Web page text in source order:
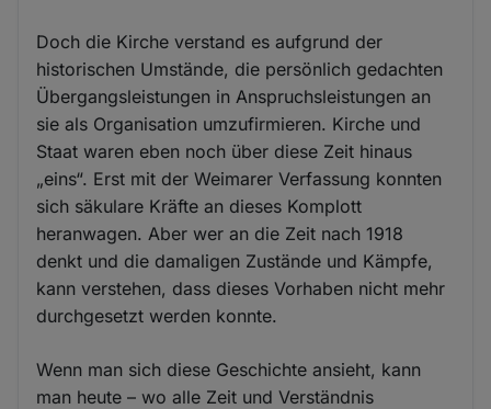
Doch die Kirche verstand es aufgrund der
historischen Umstände, die persönlich gedachten
Übergangsleistungen in Anspruchsleistungen an
sie als Organisation umzufirmieren. Kirche und
Staat waren eben noch über diese Zeit hinaus
„eins“. Erst mit der Weimarer Verfassung konnten
sich säkulare Kräfte an dieses Komplott
heranwagen. Aber wer an die Zeit nach 1918
denkt und die damaligen Zustände und Kämpfe,
kann verstehen, dass dieses Vorhaben nicht mehr
durchgesetzt werden konnte.
Wenn man sich diese Geschichte ansieht, kann
man heute – wo alle Zeit und Verständnis